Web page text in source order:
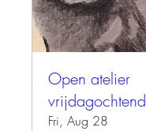
Open atelier
vrijdagochtend
Fri, Aug 28